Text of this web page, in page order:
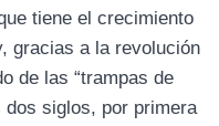
tiene el crecimiento
gracias a la revolución
de las “trampas de
dos siglos, por primera